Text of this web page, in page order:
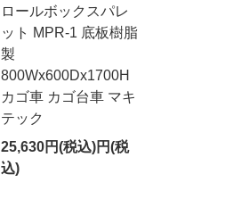
ロールボックスパレ
ット MPR-1 底板樹脂
製
800Wx600Dx1700H
カゴ車 カゴ台車 マキ
テック
25,630円(税込)円(税
込)